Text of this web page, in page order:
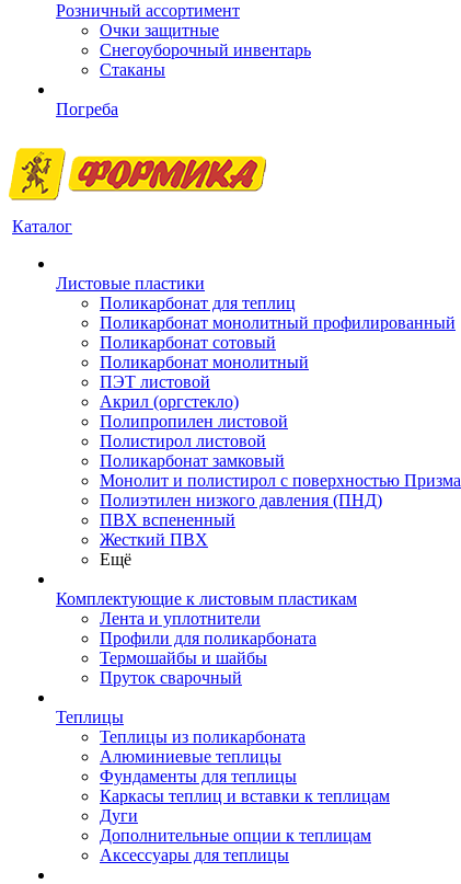
Розничный ассортимент
Очки защитные
Снегоуборочный инвентарь
Стаканы
Погреба
Каталог
Листовые пластики
Поликарбонат для теплиц
Поликарбонат монолитный профилированный
Поликарбонат сотовый
Поликарбонат монолитный
ПЭТ листовой
Акрил (оргстекло)
Полипропилен листовой
Полистирол листовой
Поликарбонат замковый
Монолит и полистирол с поверхностью Призма
Полиэтилен низкого давления (ПНД)
ПВХ вспененный
Жесткий ПВХ
Ещё
Комплектующие к листовым пластикам
Лента и уплотнители
Профили для поликарбоната
Термошайбы и шайбы
Пруток сварочный
Теплицы
Теплицы из поликарбоната
Алюминиевые теплицы
Фундаменты для теплицы
Каркасы теплиц и вставки к теплицам
Дуги
Дополнительные опции к теплицам
Аксессуары для теплицы